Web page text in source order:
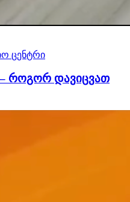
ცენტრი
– როგორ დავიცვათ